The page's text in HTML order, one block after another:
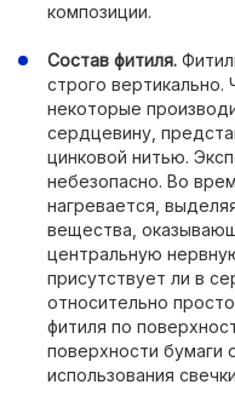
композиции.
Состав фитиля.
строго вертикально.
некоторые
сердцевину,
цинковой нитью.
небезопасно. Во
нагревается,
вещества,
центральную
присутствует ли в
относительно
фитиля по
поверхности бумаги
использования